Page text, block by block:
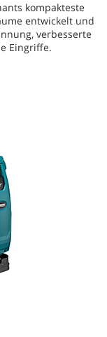
kompakteste
entwickelt und
verbesserte
Eingriffe.